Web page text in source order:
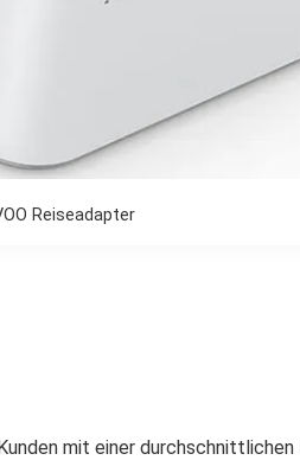
Reiseadapter
mit einer durchschnittlichen